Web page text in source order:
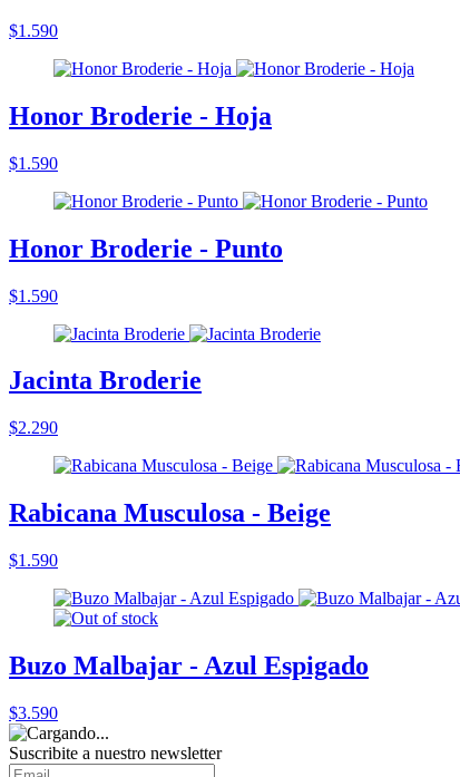
$1.590
Honor Broderie - Hoja
$1.590
Honor Broderie - Punto
$1.590
Jacinta Broderie
$2.290
Rabicana Musculosa - Beige
$1.590
Buzo Malbajar - Azul Espigado
$3.590
Suscribite a nuestro newsletter